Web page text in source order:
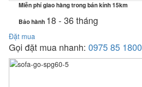
Miễn phí giao hàng trong bán kính 15km
Bảo hành 18 - 36 tháng
Đặt mua
Gọi đặt mua nhanh: 0975 85 1800